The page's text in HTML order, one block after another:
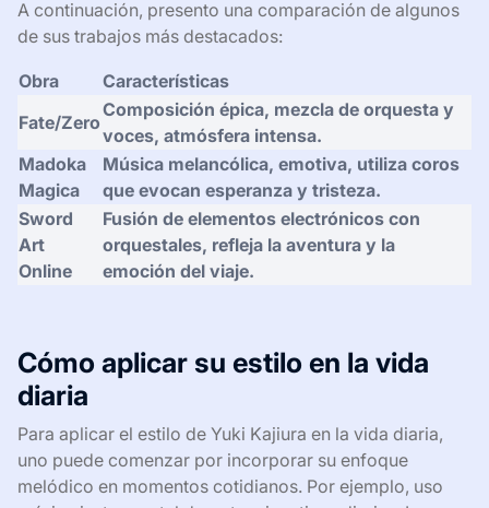
Su habilidad para contar historias a través de la música
es inigualable. De alguna manera, logra capturar la
esencia de las escenas que acompaña, lo que hace que
la experiencia de ver un anime se vuelva mucho más
intensa. Al escuchar su música, a menudo me siento
inspirado, como si cada nota me contara una historia
que anhelo explorar más a fondo.
A continuación, presento una comparación de algunos
de sus trabajos más destacados:
voces, atmósfera intensa.
Madoka
Magica
Música melancólica, emotiva, utiliza coros
Sword
Art
Online
Fusión de elementos electrónicos con
orquestales, refleja la aventura y la
emoción del viaje.